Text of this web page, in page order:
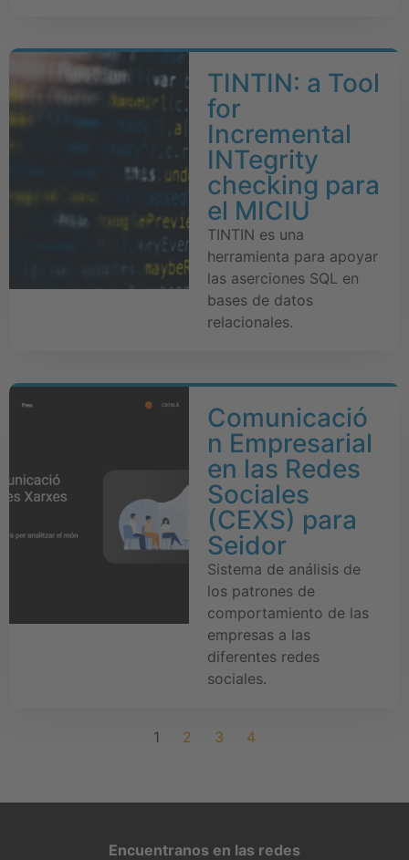
TINTIN: a Tool
for
Incremental
INTegrity
checking para
el MICIU
TINTIN es una
herramienta para apoyar
las aserciones SQL en
bases de datos
relacionales.
Comunicació
n Empresarial
en las Redes
Sociales
(CEXS) para
Seidor
Sistema de análisis de
los patrones de
comportamiento de las
empresas a las
diferentes redes
sociales.
1 2 3 4
Encuentranos en las redes